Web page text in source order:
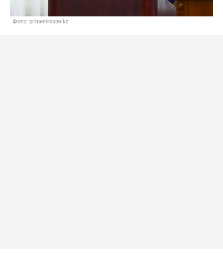
Фото: primeminister.kz